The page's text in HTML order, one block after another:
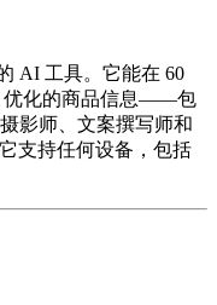
AI 工具。它能在 60
优化的商品信息——包
影师、文案撰写师和
支持任何设备，包括